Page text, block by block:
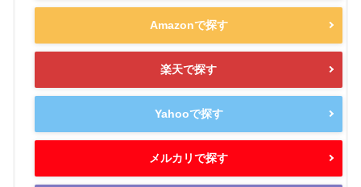
Amazonで探す
楽天で探す
Yahooで探す
メルカリで探す